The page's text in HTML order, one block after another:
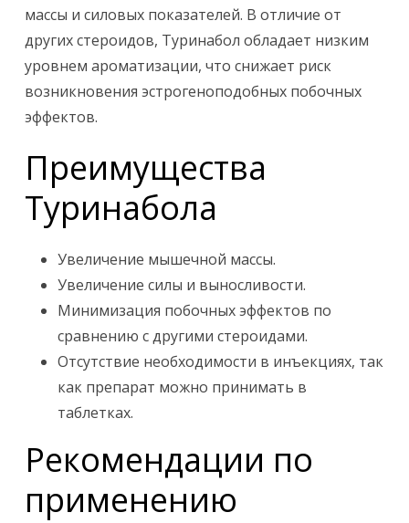
массы и силовых показателей. В отличие от
других стероидов, Туринабол обладает низким
уровнем ароматизации, что снижает риск
возникновения эстрогеноподобных побочных
эффектов.
Преимущества
Туринабола
Увеличение мышечной массы.
Увеличение силы и выносливости.
Минимизация побочных эффектов по
сравнению с другими стероидами.
Отсутствие необходимости в инъекциях, так
как препарат можно принимать в
таблетках.
Рекомендации по
применению